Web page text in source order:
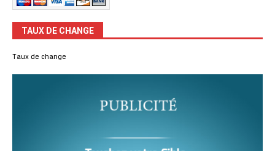
TAUX DE CHANGE
Taux de change